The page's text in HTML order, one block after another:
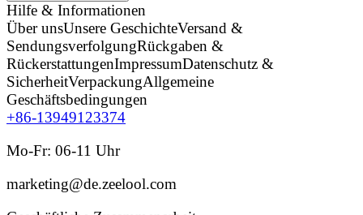
Hilfe & Informationen
Über unsUnsere GeschichteVersand &
SendungsverfolgungRückgaben &
RückerstattungenImpressumDatenschutz &
SicherheitVerpackungAllgemeine
Geschäftsbedingungen
+86-13949123374
Mo-Fr: 06-11 Uhr
marketing@de.zeelool.com